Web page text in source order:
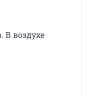
В воздухе